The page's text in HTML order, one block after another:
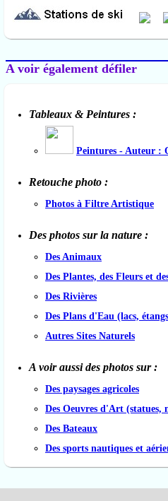
A voir également défiler
Tableaux & Peintures :
Peintures - Auteur :
Retouche photo :
Photos à Filtre Artistique
Des photos sur la nature :
Des Animaux
Des Plantes, des Fleurs et
Des Rivières
Des Plans d'Eau (lacs,
Autres Sites Naturels
A voir aussi des photos sur :
Des paysages agricoles
Des Oeuvres d'Art (statues,
Des Bateaux
Des sports nautiques et